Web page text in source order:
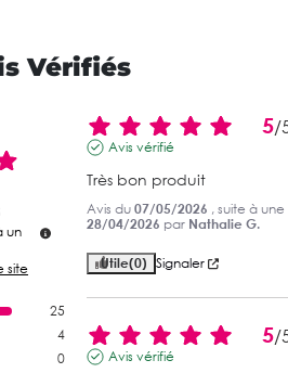
Vérifiés
un
site
25
4
0
5/
Avis vérifié
Très bon produit
Avis du 07/05/2026 , suite à
28/04/2026 par Nathalie G.
Utile(0) Signaler
5/
Avis vérifié